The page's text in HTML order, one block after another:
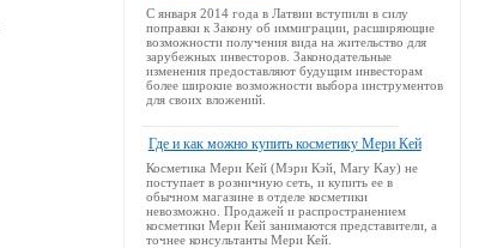
С января 2014 года в Латвии вступили в силу
поправки к Закону об иммиграции, расширяющие
возможности получения вида на жительство для
зарубежных инвесторов. Законодательные
изменения предоставляют будущим инвесторам
более широкие возможности выбора инструментов
для своих вложений.
Где и как можно купить косметику Мери Кей
Косметика Мери Кей (Мэри Кэй, Mary Kay) не
поступает в розничную сеть, и купить ее в
обычном магазине в отделе косметики
невозможно. Продажей и распространением
косметики Мери Кей занимаются представители, а
точнее консультанты Мери Кей.